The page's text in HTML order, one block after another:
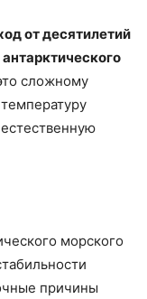
от десятилетий
сложному
морского
причины